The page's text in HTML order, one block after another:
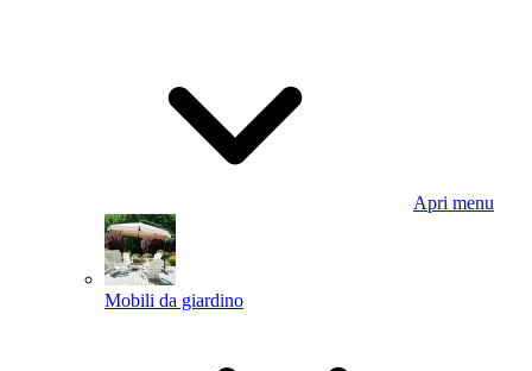
Apri menu
Mobili da giardino